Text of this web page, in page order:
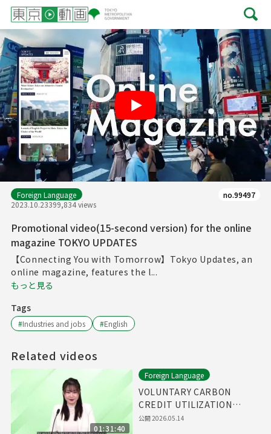
Play
Foreign Language
2023.10.23399,834 views
no.99497
Promotional video(15-second version) for the online
magazine TOKYO UPDATES
【Connecting You with Tomorrow】Tokyo Updates, an
online magazine, features the l...
もっと見る
Tags
#Industries and jobs #English
Related videos
01:31:40
Foreign Language
VOLUNTARY CARBON
CREDIT UTILIZATION
WEBINAR
公開2026.05.14